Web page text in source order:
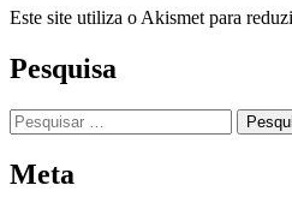
Este site utiliza o Akismet para
Pesquisa
Pesquisar
por:
Meta